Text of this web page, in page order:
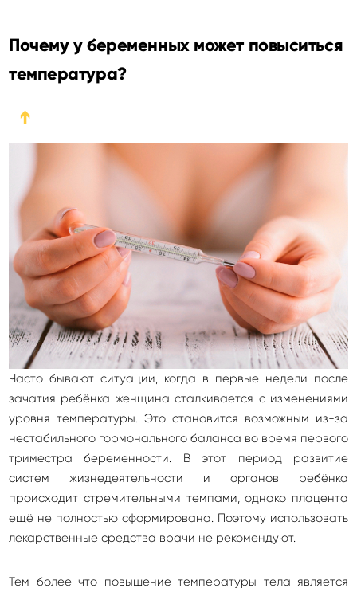
Почему у беременных может повыситься
температура?
➔
Часто бывают ситуации, когда в первые недели после
зачатия ребёнка женщина сталкивается с изменениями
уровня температуры. Это становится возможным из-за
нестабильного гормонального баланса во время первого
триместра беременности. В этот период развитие
систем жизнедеятельности и органов ребёнка
происходит стремительными темпами, однако плацента
ещё не полностью сформирована. Поэтому использовать
лекарственные средства врачи не рекомендуют.
Тем более что повышение температуры тела является